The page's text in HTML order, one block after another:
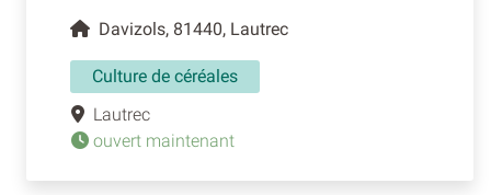
Davizols, 81440, Lautrec
Culture de céréales
Lautrec
ouvert maintenant